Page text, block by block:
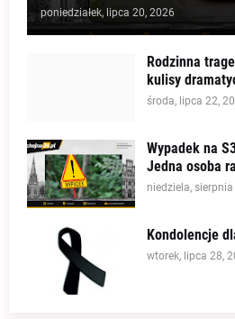
poniedziałek, lipca 20, 2026
Rodzinna
kulisy
środa, lipca 22,
Wypadek na
Jedna osoba
niedziela,
Kondolencje
wtorek, lipca 28,